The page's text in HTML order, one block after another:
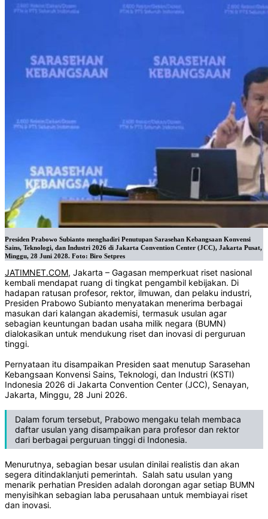
Presiden Prabowo Subianto menghadiri Penutupan Sarasehan Kebangsaan Konvensi
Sains, Teknologi, dan Industri 2026 di Jakarta Convention Center (JCC), Jakarta Pusat,
Minggu, 28 Juni 2028. Foto: Biro Setpres
JATIMNET.COM, Jakarta – Gagasan memperkuat riset nasional
kembali mendapat ruang di tingkat pengambil kebijakan. Di
hadapan ratusan profesor, rektor, ilmuwan, dan pelaku industri,
Presiden Prabowo Subianto menyatakan menerima berbagai
masukan dari kalangan akademisi, termasuk usulan agar
sebagian keuntungan badan usaha milik negara (BUMN)
dialokasikan untuk mendukung riset dan inovasi di perguruan
tinggi.
Pernyataan itu disampaikan Presiden saat menutup Sarasehan
Kebangsaan Konvensi Sains, Teknologi, dan Industri (KSTI)
Indonesia 2026 di Jakarta Convention Center (JCC), Senayan,
Jakarta, Minggu, 28 Juni 2026.
Dalam forum tersebut, Prabowo mengaku telah membaca
daftar usulan yang disampaikan para profesor dan rektor
dari berbagai perguruan tinggi di Indonesia.
Menurutnya, sebagian besar usulan dinilai realistis dan akan
segera ditindaklanjuti pemerintah. Salah satu usulan yang
menarik perhatian Presiden adalah dorongan agar setiap BUMN
menyisihkan sebagian laba perusahaan untuk membiayai riset
dan inovasi.